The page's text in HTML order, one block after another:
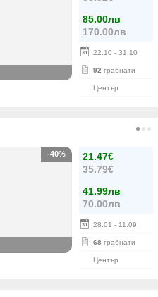
85.00лв
170.00лв
22.10 - 31.10
92 грабнати
Център
21.47€
35.79€
41.99лв
70.00лв
28.01 - 11.09
68 грабнати
Център
-40%